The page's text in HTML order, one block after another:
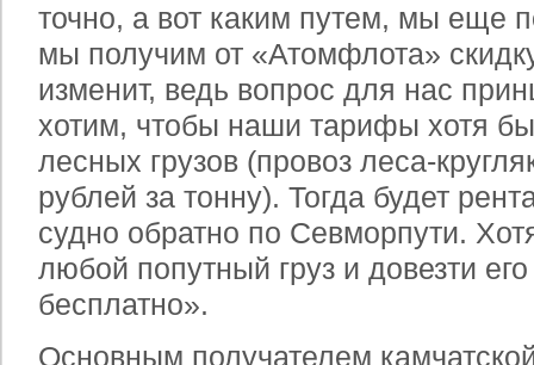
точно, а вот каким путем, мы еще
мы получим от «Атомфлота»
изменит, ведь вопрос для нас
хотим, чтобы наши тарифы хотя
лесных грузов (провоз леса-
рублей за тонну). Тогда будет
судно обратно по Севморпути.
любой попутный груз и довезти его
бесплатно».
Основным получателем